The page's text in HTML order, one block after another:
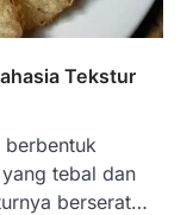
Tekstur
berbentuk
tebal dan
berserat…